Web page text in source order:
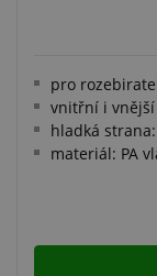
pro
vnitřní i
hladká
materiál: PA